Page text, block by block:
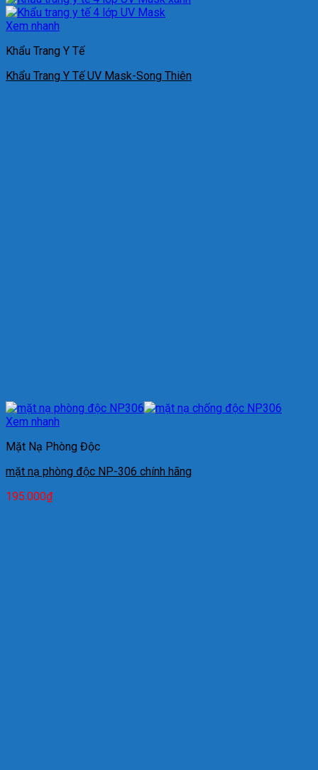
Xem nhanh
Khẩu Trang Y Tế
Khẩu Trang Y Tế UV Mask-Song Thiên
Xem nhanh
Mặt Nạ Phòng Độc
mặt nạ phòng độc NP-306 chính hãng
195.000₫